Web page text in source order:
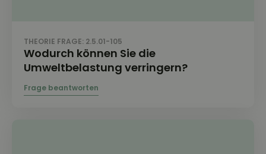
THEORIE FRAGE: 2.5.01-105
Wodurch können Sie die
Umweltbelastung verringern?